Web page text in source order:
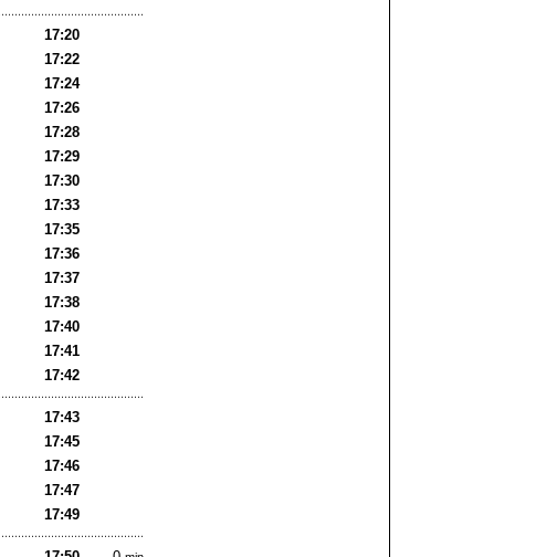
17:20
17:22
17:24
17:26
17:28
17:29
17:30
17:33
17:35
17:36
17:37
17:38
17:40
17:41
17:42
17:43
17:45
17:46
17:47
17:49